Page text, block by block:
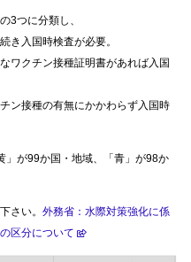
3つに分類し、
き入国時検査が必要。
ワクチン接種証明書があれば入国
ン接種の有無にかかわらず入国時
」が99か国・地域、「青」が98か
さい。 外務省：水際対策強化に係
区分について